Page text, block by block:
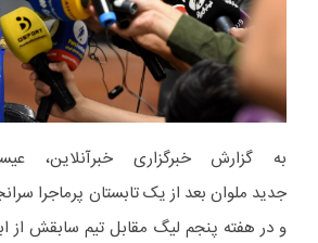
به گزارش خبرگزاری خبرآنلاین،
جدید ملوان بعد از یک تابستان پرماجرا
و در هفته پنجم لیگ مقابل تیم سابقش از